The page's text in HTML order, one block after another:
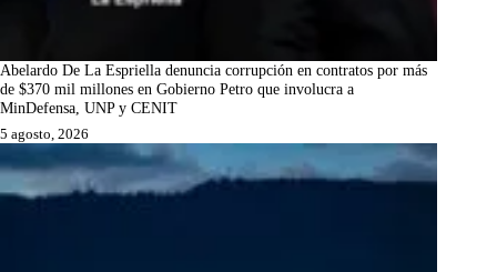
Abelardo De La Espriella denuncia corrupción en contratos por más
de $370 mil millones en Gobierno Petro que involucra a
MinDefensa, UNP y CENIT
5 agosto, 2026